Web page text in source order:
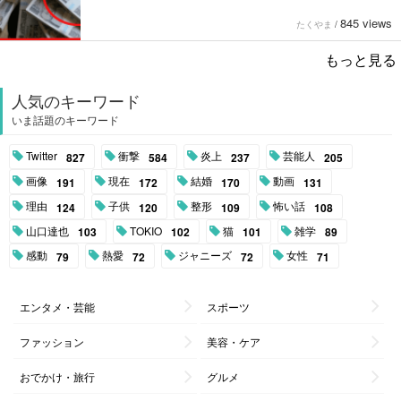
たくやま / 845 views
もっと見る
人気のキーワード
いま話題のキーワード
Twitter 827 衝撃 584 炎上 237 芸能人 205
画像 191 現在 172 結婚 170 動画 131
理由 124 子供 120 整形 109 怖い話 108
山口達也 103 TOKIO 102 猫 101 雑学 89
感動 79 熱愛 72 ジャニーズ 72 女性 71
エンタメ・芸能 スポーツ
ファッション 美容・ケア
おでかけ・旅行 グルメ